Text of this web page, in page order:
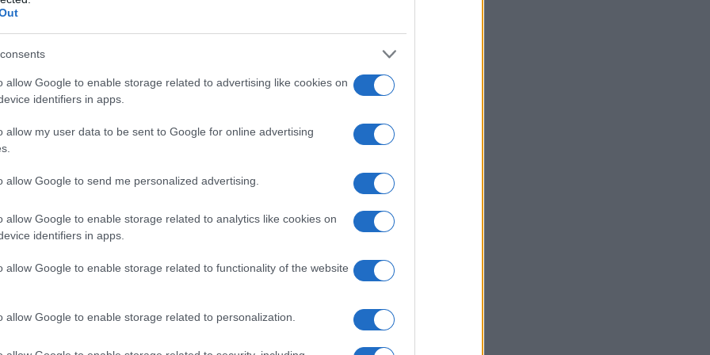
allow Google to enable storage related to advertising like cookies on
identifiers in apps.
allow my user data to be sent to Google for online advertising
allow Google to send me personalized advertising.
allow Google to enable storage related to analytics like cookies on
identifiers in apps.
allow Google to enable storage related to functionality of the website
allow Google to enable storage related to personalization.
«φιστικάς» Πρόεδρος απελευθέρωσε τις κύριες
και τα προγράμματα των χρηματοδοτήσεων, όσο
σε πρώτη φάση ορισμένους ιδιαιτέρως
περιοριστικούς κανόνες
που στραγγάλισαν,
διάρκεια της δεκαετίας του 1970. Μιας περιόδου που
αυξανόμενες ξένες εισαγωγές, αραβικό εμπάργκο
μεγάλες ουρές στα πρατήρια καυσίμων.
ανοδικών τιμών της βενζίνης, υποσχέθηκε να
να δημιουργήσει εναλλακτικές πηγές ενέργειας και
μειώσει τη γραφειοκρατία και
ο Κάρτερ. «Αλλά όταν αυτό το έθνος
αγωγό, θα τα κατασκευάσουμε».